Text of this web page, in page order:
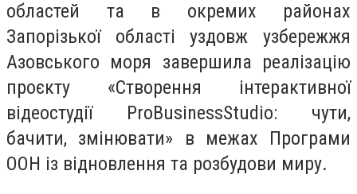
областей та в окремих районах
Запорізької області уздовж узбережжя
Азовського моря завершила реалізацію
проєкту «Створення інтерактивної
відеостудії ProBusinessStudio: чути,
бачити, змінювати» в межах Програми
ООН із відновлення та розбудови миру.